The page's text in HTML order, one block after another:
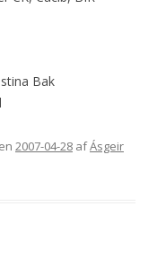
Bak
2007-04-28 afÁsgeir